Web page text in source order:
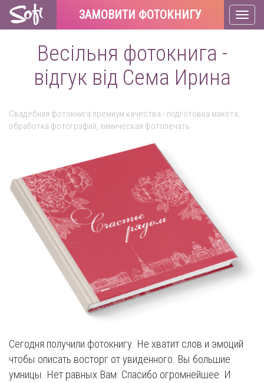
ЗАМОВИТИ ФОТОКНИГУ
Весільня фотокнига -
відгук від Сема Ирина
Свадебная фотокнига премиум качества - подготовка макета,
обработка фотографий, химическая фотопечать
Сегодня получили фотокнигу. Не хватит слов и эмоций
чтобы описать восторг от увиденного. Вы большие
умницы. Нет равных Вам. Спасибо огромнейшее. И